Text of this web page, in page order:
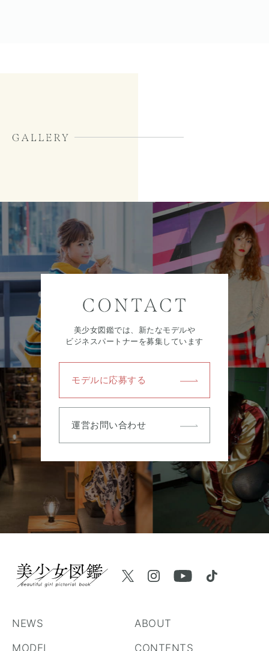
美少女図鑑では、新たなモデルや
ビジネスパートナーを募集しています
モデルに応募する
運営お問い合わせ
NEWS ABOUT
MODEL CONTENTS